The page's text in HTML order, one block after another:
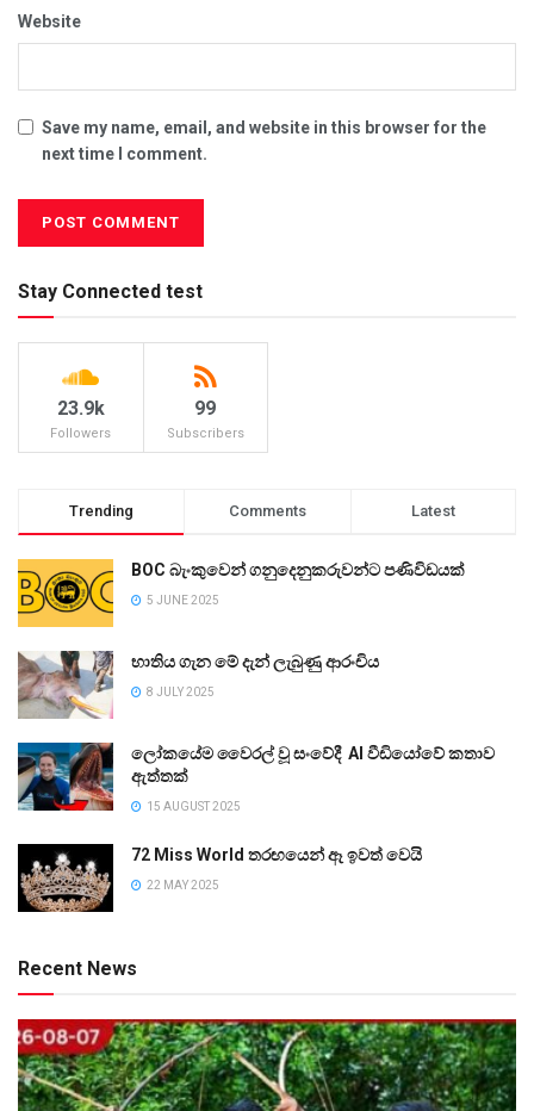
Website
Save my name, email, and website in this browser for the
next time I comment.
Stay Connected test
23.9k
Followers
99
Subscribers
Trending Comments Latest
BOC බැංකුවෙන් ගනුදෙනුකරුවන්ට පණිවිඩයක්
5 JUNE 2025
භාතිය ගැන මේ දැන් ලැබුණු ආරංචිය
8 JULY 2025
ලෝකයේම වෛරල් වූ සංවේදී AI වීඩියෝවේ කතාව
ඇත්තක්
15 AUGUST 2025
72 Miss World තරඟයෙන් ඈ ඉවත් වෙයි
22 MAY 2025
Recent News